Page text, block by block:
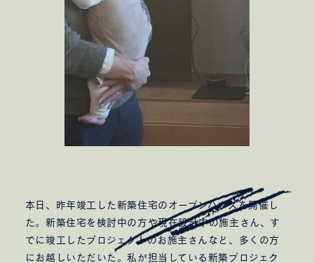
本日、昨年竣工した新築住宅のオープンハウスを開催し
た。新築住宅を検討中の方や現在設計中の施主さん、す
でに竣工したプロジェクトのお施主さんなど、多くの方
にお越しいただいた。私が担当している新築プロジェク